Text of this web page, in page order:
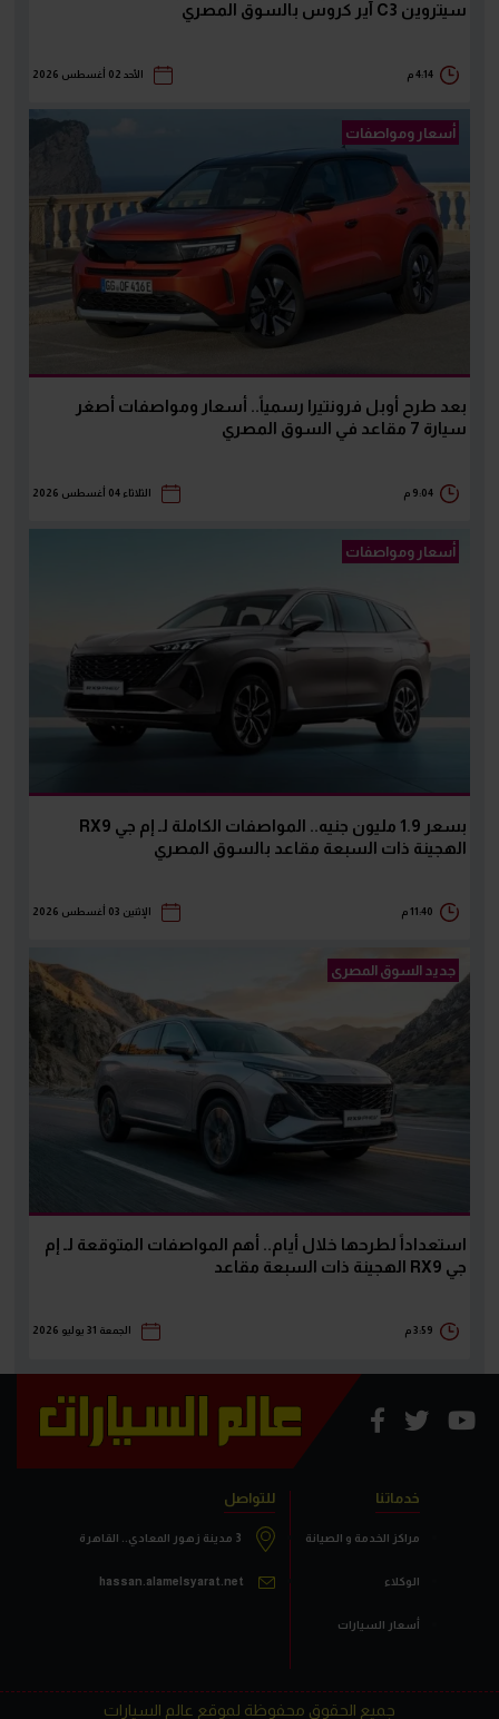
سيتروين C3 آير كروس بالسوق المصري
4:14 م الأحد 02 أغسطس 2026
أسعار ومواصفات
بعد طرح أوبل فرونتيرا رسمياً.. أسعار ومواصفات أصغر
سيارة 7 مقاعد في السوق المصري
9:04 م الثلاثاء 04 أغسطس 2026
أسعار ومواصفات
بسعر 1.9 مليون جنيه.. المواصفات الكاملة لـ إم جي RX9
الهجينة ذات السبعة مقاعد بالسوق المصري
11:40 م الإثنين 03 أغسطس 2026
جديد السوق المصرى
استعداداً لطرحها خلال أيام.. أهم المواصفات المتوقعة لـ إم
جي RX9 الهجينة ذات السبعة مقاعد
3:59 م الجمعة 31 يوليو 2026
خدماتنا
مراكز الخدمة و الصيانة
الوكلاء
أسعار السيارات
للتواصل
3 مدينة زهور المعادي.. القاهرة
hassan.alamelsyarat.net
جميع الحقوق محفوظة لموقع عالم السيارات